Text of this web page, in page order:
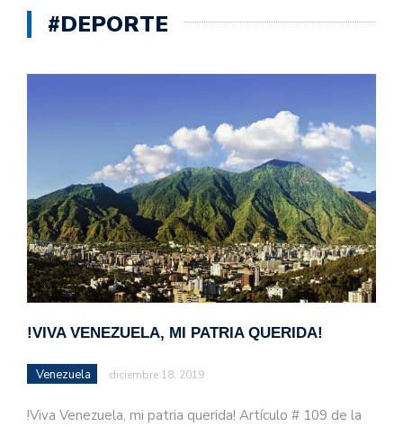
#DEPORTE
!VIVA VENEZUELA, MI PATRIA QUERIDA!
Venezuela diciembre 18, 2019
!Viva Venezuela, mi patria querida! Artículo # 109 de la